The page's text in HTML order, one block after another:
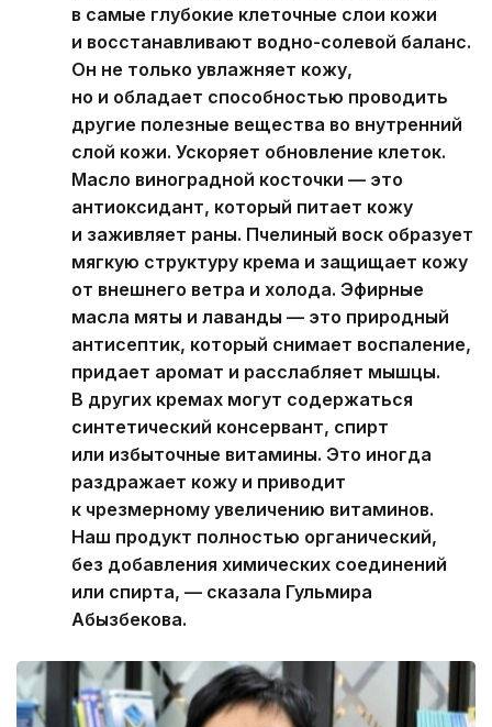
в самые глубокие клеточные слои кожи
и восстанавливают водно-солевой баланс.
Он не только увлажняет кожу,
но и обладает способностью проводить
другие полезные вещества во внутренний
слой кожи. Ускоряет обновление клеток.
Масло виноградной косточки — это
антиоксидант, который питает кожу
и заживляет раны. Пчелиный воск образует
мягкую структуру крема и защищает кожу
от внешнего ветра и холода. Эфирные
масла мяты и лаванды — это природный
антисептик, который снимает воспаление,
придает аромат и расслабляет мышцы.
В других кремах могут содержаться
синтетический консервант, спирт
или избыточные витамины. Это иногда
раздражает кожу и приводит
к чрезмерному увеличению витаминов.
Наш продукт полностью органический,
без добавления химических соединений
или спирта, — сказала Гульмира
Абызбекова.